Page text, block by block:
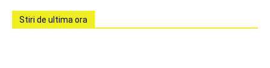
Stiri de ultima ora